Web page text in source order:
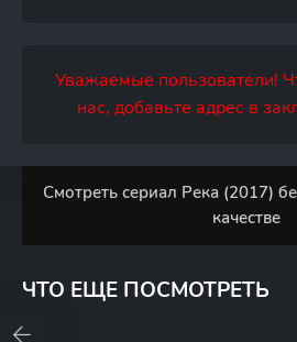
Уважаемые пользователи!
нас, добавьте адрес в
Смотреть сериал Река (2017)
качестве
ЧТО ЕЩЕ ПОСМОТРЕТЬ